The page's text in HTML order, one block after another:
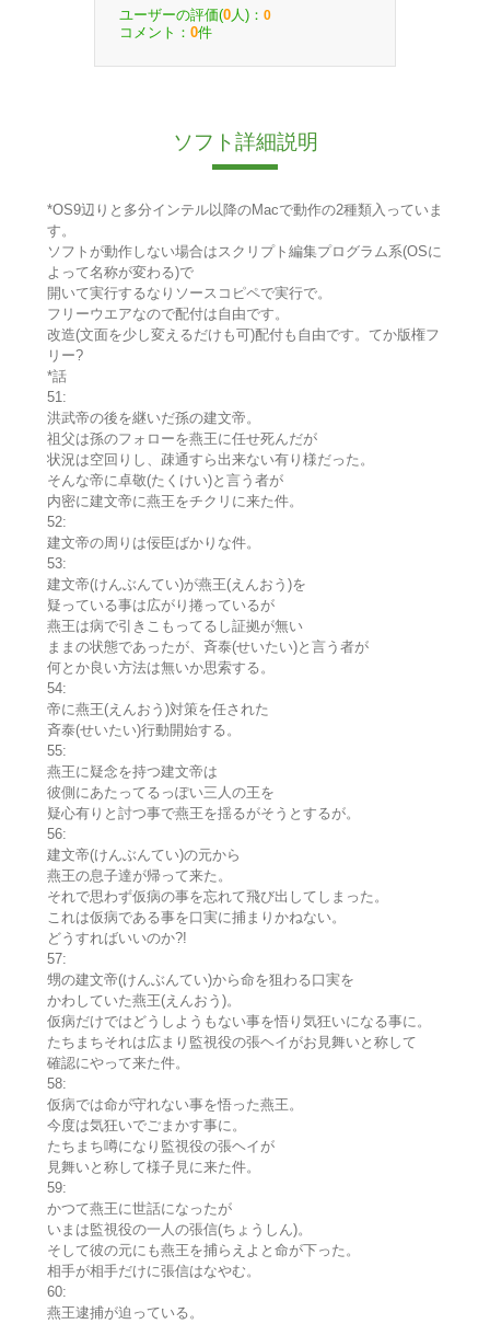
ユーザーの評価(0 人)： 0
コメント： 0件
ソフト詳細説明
*OS9辺りと多分インテル以降のMacで動作の2種類入っていま
す。
ソフトが動作しない場合はスクリプト編集プログラム系(OSに
よって名称が変わる)で
開いて実行するなりソースコピペで実行で。
フリーウエアなので配付は自由です。
改造(文面を少し変えるだけも可)配付も自由です。てか版権フ
リー?
*話
51:
洪武帝の後を継いだ孫の建文帝。
祖父は孫のフォローを燕王に任せ死んだが
状況は空回りし、疎通すら出来ない有り様だった。
そんな帝に卓敬(たくけい)と言う者が
内密に建文帝に燕王をチクリに来た件。
52:
建文帝の周りは佞臣ばかりな件。
53:
建文帝(けんぶんてい)が燕王(えんおう)を
疑っている事は広がり捲っているが
燕王は病で引きこもってるし証拠が無い
ままの状態であったが、斉泰(せいたい)と言う者が
何とか良い方法は無いか思索する。
54:
帝に燕王(えんおう)対策を任された
斉泰(せいたい)行動開始する。
55:
燕王に疑念を持つ建文帝は
彼側にあたってるっぽい三人の王を
疑心有りと討つ事で燕王を揺るがそうとするが。
56:
建文帝(けんぶんてい)の元から
燕王の息子達が帰って来た。
それで思わず仮病の事を忘れて飛び出してしまった。
これは仮病である事を口実に捕まりかねない。
どうすればいいのか?!
57:
甥の建文帝(けんぶんてい)から命を狙わる口実を
かわしていた燕王(えんおう)。
仮病だけではどうしようもない事を悟り気狂いになる事に。
たちまちそれは広まり監視役の張ヘイがお見舞いと称して
確認にやって来た件。
58:
仮病では命が守れない事を悟った燕王。
今度は気狂いでごまかす事に。
たちまち噂になり監視役の張ヘイが
見舞いと称して様子見に来た件。
59:
かつて燕王に世話になったが
いまは監視役の一人の張信(ちょうしん)。
そして彼の元にも燕王を捕らえよと命が下った。
相手が相手だけに張信はなやむ。
60:
燕王逮捕が迫っている。